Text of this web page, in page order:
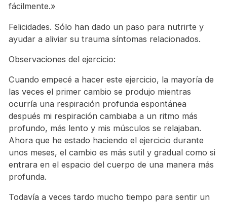
fácilmente.»
Felicidades. Sólo han dado un paso para nutrirte y
ayudar a aliviar su trauma síntomas relacionados.
Observaciones del ejercicio:
Cuando empecé a hacer este ejercicio, la mayoría de
las veces el primer cambio se produjo mientras
ocurría una respiración profunda espontánea
después mi respiración cambiaba a un ritmo más
profundo, más lento y mis músculos se relajaban.
Ahora que he estado haciendo el ejercicio durante
unos meses, el cambio es más sutil y gradual como si
entrara en el espacio del cuerpo de una manera más
profunda.
Todavía a veces tardo mucho tiempo para sentir un